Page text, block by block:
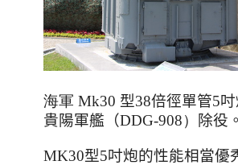
海軍 Mk30 型38倍徑單管5
貴陽軍艦（DDG-908） 除役。
MK30型5吋炮的性能相當優